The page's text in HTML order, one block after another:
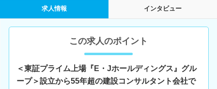
求人情報 インタビュー
この求人のポイント
＜東証プライム上場『E・Jホールディングス』グル
ープ＞設立から55年超の建設コンサルタント会社で